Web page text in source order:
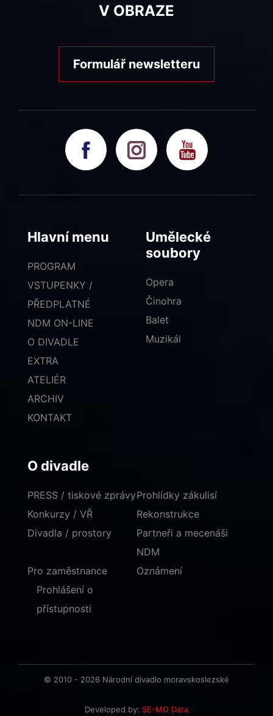
V OBRAZE
Formulář newsletteru
Hlavní menu
PROGRAM
VSTUPENKY /
PŘEDPLATNÉ
NDM ON-LINE
O DIVADLE
EXTRA
ATELIÉR
ARCHIV
KONTAKT
Umělecké
soubory
Opera
Činohra
Balet
Muzikál
O divadle
PRESS / tiskové zprávy
Konkurzy / VŘ
Divadla / prostory
Prohlídky zákulisí
Rekonstrukce
Partneři a mecenáši
NDM
Pro zaměstnance
Oznámení
Prohlášení o
přístupnosti
© 2010 - 2026 Národní divadlo moravskoslezské
Developed by: SE-MO Data